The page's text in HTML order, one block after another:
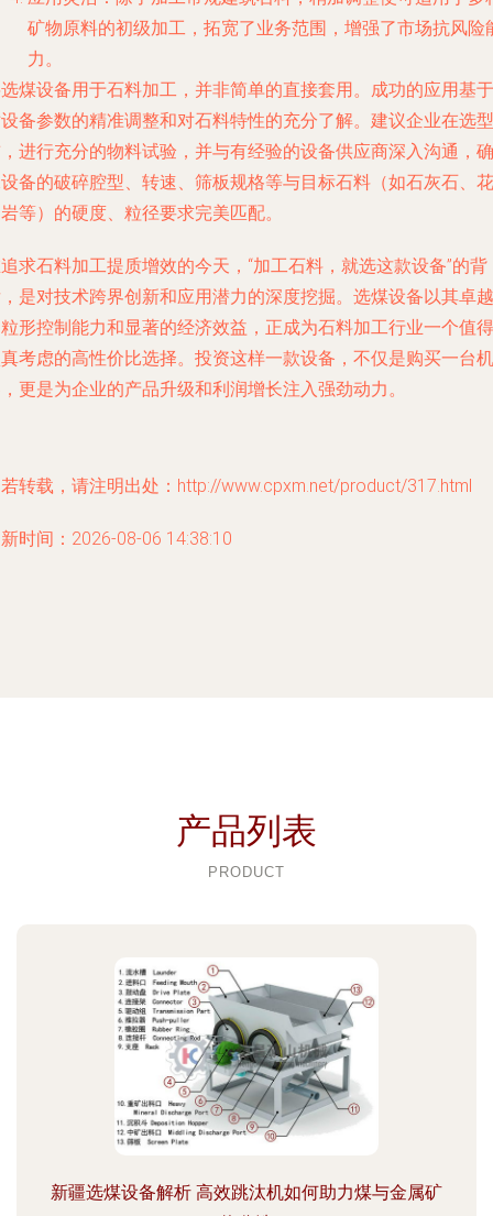
矿物原料的初级加工，拓宽了业务范围，增强了市场抗风险
力。
煤设备用于石料加工，并非简单的直接套用。成功的应用基于
备参数的精准调整和对石料特性的充分了解。建议企业在选型
进行充分的物料试验，并与有经验的设备供应商深入沟通，确
备的破碎腔型、转速、筛板规格等与目标石料（如石灰石、花
等）的硬度、粒径要求完美匹配。
求石料加工提质增效的今天，“加工石料，就选这款设备”的背
是对技术跨界创新和应用潜力的深度挖掘。选煤设备以其卓越
形控制能力和显著的经济效益，正成为石料加工行业一个值得
考虑的高性价比选择。投资这样一款设备，不仅是购买一台机
更是为企业的产品升级和利润增长注入强劲动力。
转载，请注明出处：http://www.cpxm.net/product/317.html
时间：2026-08-06 14:38:10
产品列表
PRODUCT
新疆选煤设备解析 高效跳汰机如何助力煤与金属矿